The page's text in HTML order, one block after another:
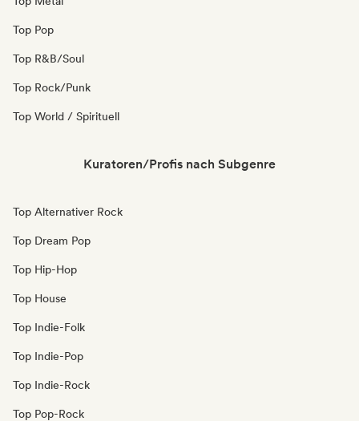
Top Pop
Top R&B/Soul
Top Rock/Punk
Top World / Spirituell
Kuratoren/Profis nach Subgenre
Top Alternativer Rock
Top Dream Pop
Top Hip-Hop
Top House
Top Indie-Folk
Top Indie-Pop
Top Indie-Rock
Top Pop-Rock